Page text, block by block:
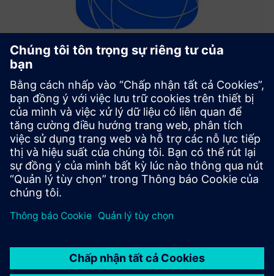
SICK ConnectX
SICK ConnectX là một Ứng dụng Industrial Edge kết nối, xử
lý và truyền dữ liệu cảm biến và thiết bị từ cảm biến đến
các hệ thống công nghiệp và đám mây để phân tích và tự
động hóa theo thời gian thực
Tìm hiểu thêm